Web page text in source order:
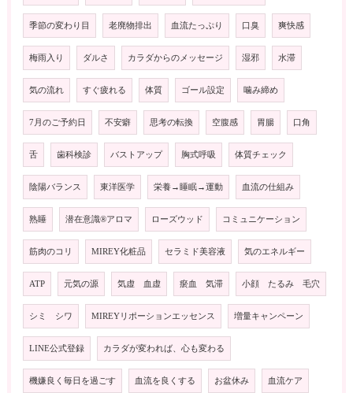
季節の変わり目 老廃物排出 血流たっぷり 口臭 爽快感
梅雨入り ダルさ カラダからのメッセージ 湿邪 水滞
気の流れ すぐ疲れる 体質 ゴール設定 噛み締め
7月のご予約日 不安癖 思考の転換 空腹感 胃腸 口角
舌 歯科検診 バストアップ 胸式呼吸 体質チェック
陰陽バランス 東洋医学 栄養→睡眠→運動 血流の仕組み
熟睡 潜在意識®️アロマ ローズウッド コミュニケーション
筋肉のコリ MIREY化粧品 セラミド美容液 気のエネルギー
ATP 元気の源 気虚 血虚 瘀血 気滞 小顔 たるみ 毛穴
シミ シワ MIREYリポーションエッセンス 増量キャンペーン
LINE公式登録 カラダが変われば、心も変わる
機嫌良く毎日を過ごす 血流を良くする お盆休み 血流ケア